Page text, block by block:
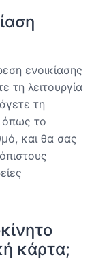
ενοικίασης
τη λειτουργία
τη
όπως το
και θα σας
κάρτα;